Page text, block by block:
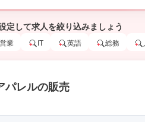
定して求人を絞り込みましょう
営業 IT 英語 総務
パレルの販売